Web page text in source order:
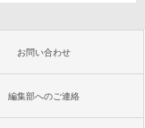
お問い合わせ
編集部へのご連絡